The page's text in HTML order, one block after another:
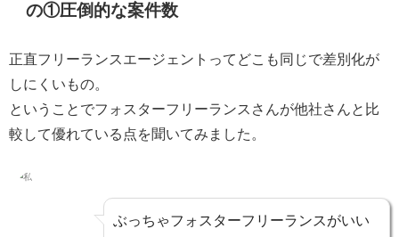
の①圧倒的な案件数
正直フリーランスエージェントってどこも同じで差別化が
しにくいもの。
ということでフォスターフリーランスさんが他社さんと比
較して優れている点を聞いてみました。
ぶっちゃフォスターフリーランスがいい